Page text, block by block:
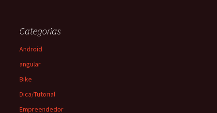
Categorias
Android
angular
Bike
Dica/Tutorial
Empreendedor